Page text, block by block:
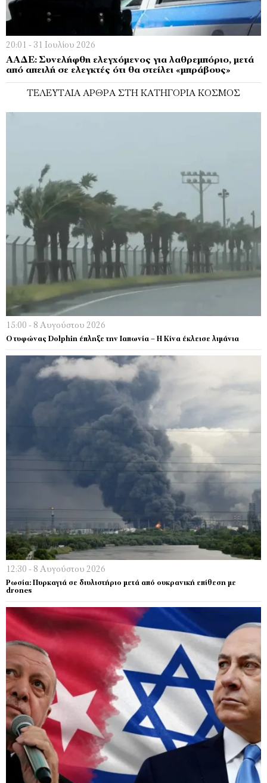
20:01 - 31 Ιουλίου 2026
ΑΑΔΕ: Συνελήφθη ελεγχόμενος για λαθρεμπόριο, μετά
από απειλή σε ελεγκτές ότι θα στείλει «μπράβους»
ΤΕΛΕΥΤΑΊΑ ΆΡΘΡΑ ΣΤΗ ΚΑΤΗΓΟΡΊΑ ΚΌΣΜΟΣ
15:00 - 8 Αυγούστου 2026
Ο τυφώνας Dolphin έπληξε την Ιαπωνία – H Κίνα έκλεισε λιμάνια
12:30 - 8 Αυγούστου 2026
Ρωσία: Πυρκαγιά σε διυλιστήριο μετά από ουκρανική επίθεση με
drones